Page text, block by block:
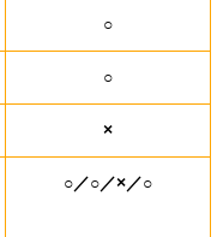
○
○
×
○／○／×／○